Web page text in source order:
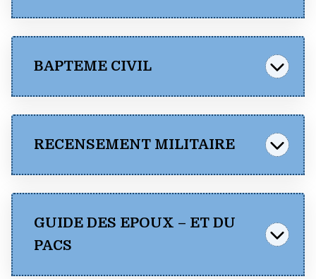
D’ACCEUIL ET
D’HEBERGEMENT
BAPTEME CIVIL
RECENSEMENT MILITAIRE
DOCUMENTS A
FOURNIR (pdf)
Consulter
GUIDE DES EPOUX – ET DU
PACS